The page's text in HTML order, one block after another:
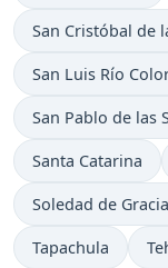
San Cristóbal de
San Luis Río
San Pablo de las
Santa Catarina
Soledad de
Tapachula